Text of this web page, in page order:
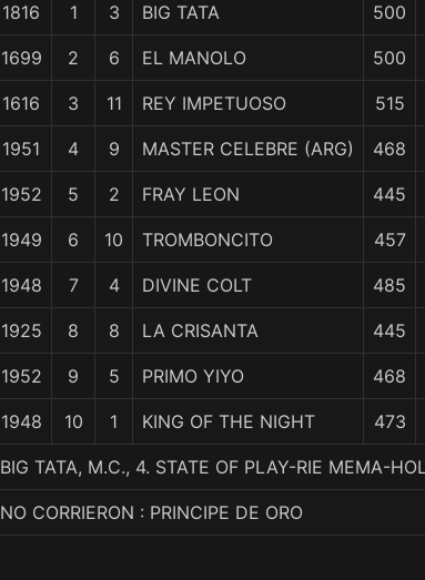
1816 1 3 BIG TATA 500
1699 2 6 EL MANOLO 500
1616 3 11 REY IMPETUOSO 515
1951 4 9 MASTER CELEBRE (ARG) 468
1952 5 2 FRAY LEON 445
1949 6 10 TROMBONCITO 457
1948 7 4 DIVINE COLT 485
1925 8 8 LA CRISANTA 445
1952 9 5 PRIMO YIYO 468
1948 10 1 KING OF THE NIGHT 473
BIG TATA, M.C., 4. STATE OF PLAY-RIE MEMA-
NO CORRIERON : PRINCIPE DE ORO